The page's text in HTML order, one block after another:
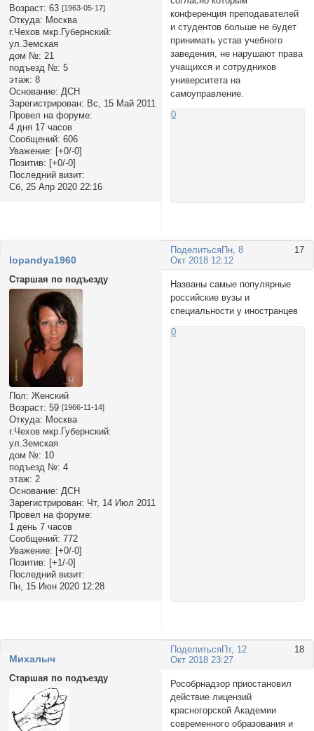
Возраст: 63 [1963-05-17]
Откуда: Москва
г.Чехов мкр.Губернский:
ул.Земская
дом №: 21
подъезд №: 5
этаж: 8
Основание: ДСН
Зарегистрирован: Вс, 15 Май 2011
Провел на форуме:
4 дня 17 часов
Сообщений: 606
Уважение: [+0/-0]
Позитив: [+0/-0]
Последний визит:
Сб, 25 Апр 2020 22:16
конференция преподавателей
и студентов больше не будет
принимать устав учебного
заведения, не нарушают права
учащихся и сотрудников
университета на
самоуправление.
0
Поделиться 17
Пн, 8
Окт 2018 12:12
lopandya1960
Старшая по подъезду
Пол: Женский
Возраст: 59 [1966-11-14]
Откуда: Москва
г.Чехов мкр.Губернский:
ул.Земская
дом №: 10
подъезд №: 4
этаж: 2
Основание: ДСН
Зарегистрирован: Чт, 14 Июл 2011
Провел на форуме:
1 день 7 часов
Сообщений: 772
Уважение: [+0/-0]
Позитив: [+1/-0]
Последний визит:
Пн, 15 Июн 2020 12:28
Названы самые популярные
российские вузы и
специальности у иностранцев
0
Поделиться 18
Пт, 12
Окт 2018 23:27
Михалыч
Старшая по подъезду
Рособрнадзор приостановил
действие лицензий
красногорской Академии
современного образования и